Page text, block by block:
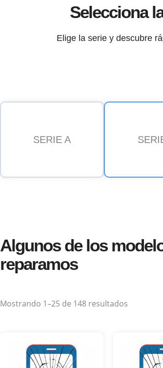
Selecciona
Elige la serie y descubre
SERIE A
Algunos de los
reparamos
Mostrando 1–25 de 148 resultados